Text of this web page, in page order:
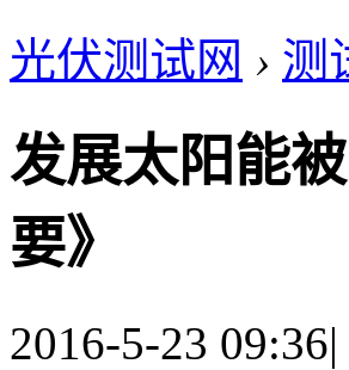
光伏测试网 › 测
发展太阳能
要》
2016-5-23 09:36|